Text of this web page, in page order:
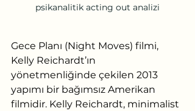
psikanalitik acting out analizi
Gece Planı (Night Moves) filmi,
Kelly Reichardt’ın
yönetmenliğinde çekilen 2013
yapımı bir bağımsız Amerikan
filmidir. Kelly Reichardt, minimalist